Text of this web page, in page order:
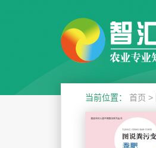
当前位置： 首页 >